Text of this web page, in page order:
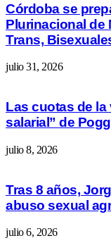
Córdoba se
Plurinacional de
Trans,
julio 31, 2026
Las cuotas de la
salarial” de
julio 8, 2026
Tras 8 años,
abuso sexual
julio 6, 2026